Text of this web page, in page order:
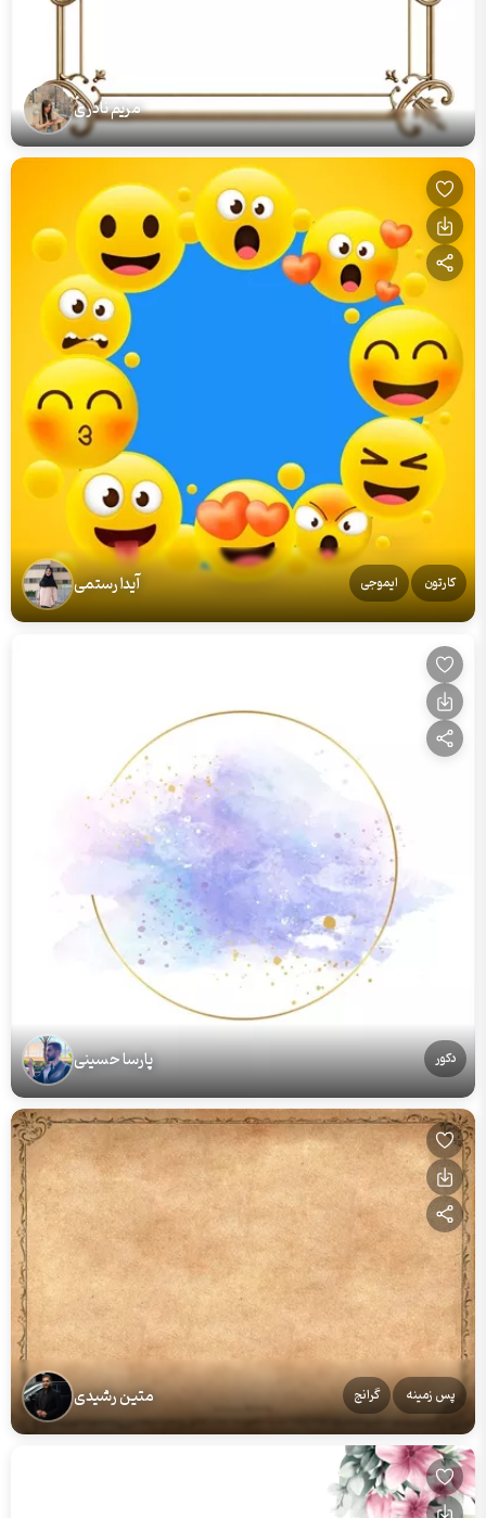
مریم نادری
کارتون ایموجی آیدا رستمی
دکور پارسا حسینی
پس زمینه گرانج متین رشیدی